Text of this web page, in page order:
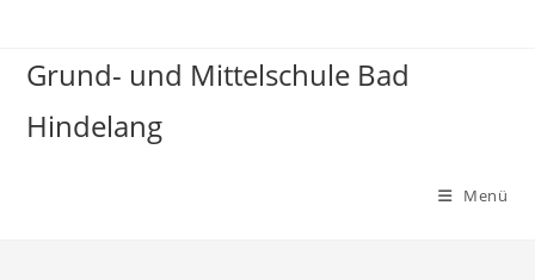
springen
Grund- und Mittelschule Bad
Hindelang
Menü